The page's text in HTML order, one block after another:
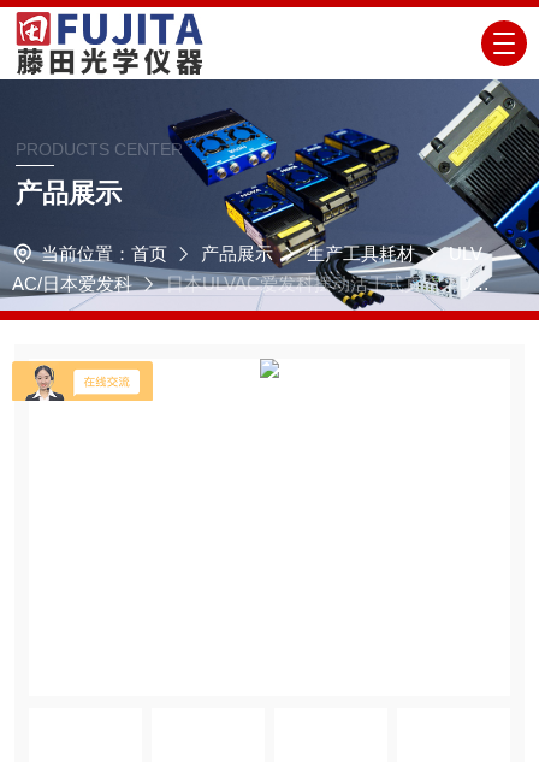
PRODUCTS CENTER
产品展示
当前位置： 首页 产品展示 生产工具耗材
ULV
AC/日本爱发科
日本ULVAC爱发科摆动活干式真空泵DO
P-40D